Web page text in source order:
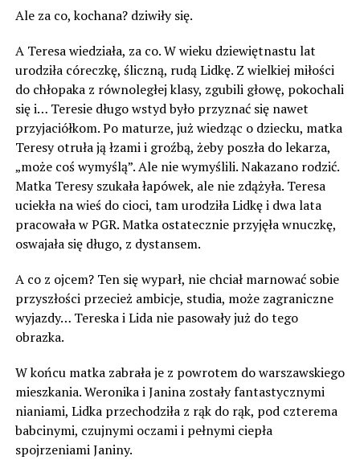
Ale za co, kochana? dziwiły się.
A Teresa wiedziała, za co. W wieku dziewiętnastu lat
urodziła córeczkę, śliczną, rudą Lidkę. Z wielkiej miłości
do chłopaka z równoległej klasy, zgubili głowę, pokochali
się i… Teresie długo wstyd było przyznać się nawet
przyjaciółkom. Po maturze, już wiedząc o dziecku, matka
Teresy otruła ją łzami i groźbą, żeby poszła do lekarza,
„może coś wymyślą”. Ale nie wymyślili. Nakazano rodzić.
Matka Teresy szukała łapówek, ale nie zdążyła. Teresa
uciekła na wieś do cioci, tam urodziła Lidkę i dwa lata
pracowała w PGR. Matka ostatecznie przyjęła wnuczkę,
oswajała się długo, z dystansem.
A co z ojcem? Ten się wyparł, nie chciał marnować sobie
przyszłości przecież ambicje, studia, może zagraniczne
wyjazdy… Tereska i Lida nie pasowały już do tego
obrazka.
W końcu matka zabrała je z powrotem do warszawskiego
mieszkania. Weronika i Janina zostały fantastycznymi
nianiami, Lidka przechodziła z rąk do rąk, pod czterema
babcinymi, czujnymi oczami i pełnymi ciepła
spojrzeniami Janiny.